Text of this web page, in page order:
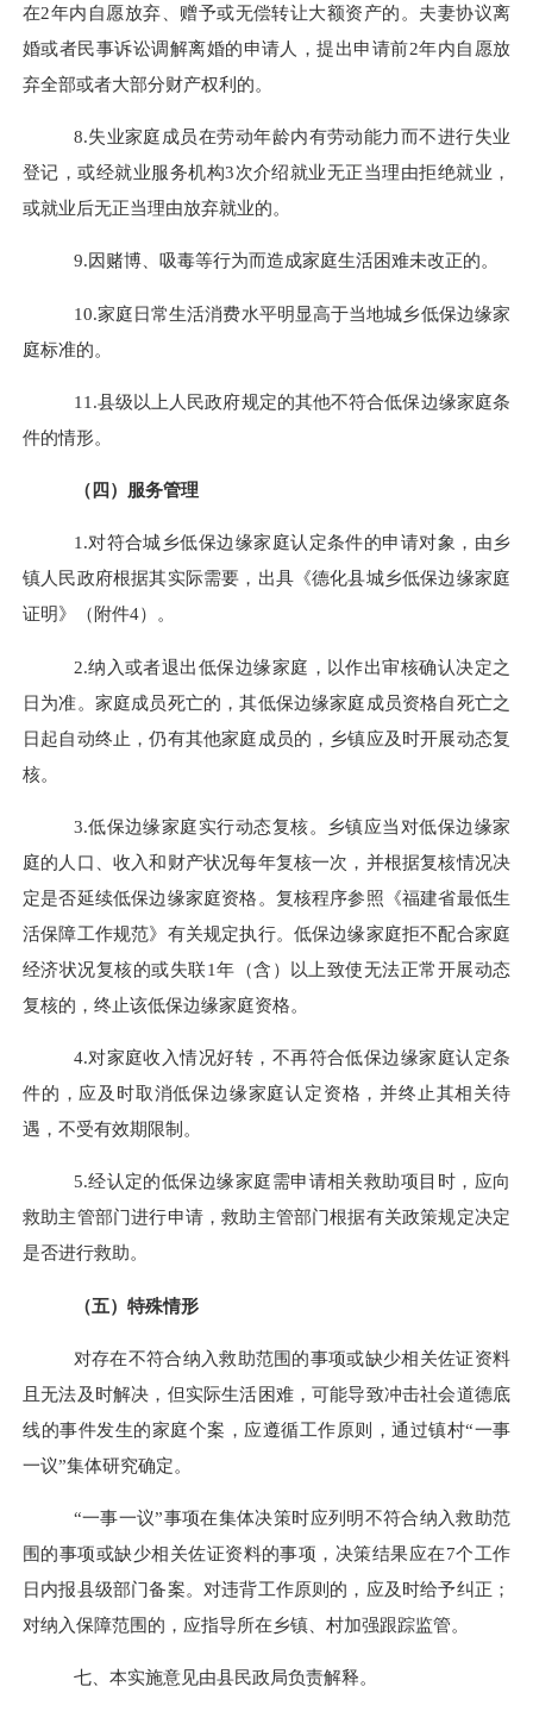
在2年内自愿放弃、赠予或无偿转让大额资产的。夫妻协议离
婚或者民事诉讼调解离婚的申请人，提出申请前2年内自愿放
弃全部或者大部分财产权利的。
8.失业家庭成员在劳动年龄内有劳动能力而不进行失业
登记，或经就业服务机构3次介绍就业无正当理由拒绝就业，
或就业后无正当理由放弃就业的。
9.因赌博、吸毒等行为而造成家庭生活困难未改正的。
10.家庭日常生活消费水平明显高于当地城乡低保边缘家
庭标准的。
11.县级以上人民政府规定的其他不符合低保边缘家庭条
件的情形。
（四）服务管理
1.对符合城乡低保边缘家庭认定条件的申请对象，由乡
镇人民政府根据其实际需要，出具《德化县城乡低保边缘家庭
证明》（附件4）。
2.纳入或者退出低保边缘家庭 ， 以作出审核确认决定之
日为准。 家庭成员死亡的 ，其低保边缘家庭成员资格自死亡之
日起自动终止 ，仍有其他家庭成员的 ，乡镇应及时开展动态复
核。
3.低保边缘家庭实行动态复核。乡镇应当对低保边缘家
庭的人口
收入和财产状况每年复核一次 ， 并根据复核情况决
定是否延续低保边缘家庭资格 。 复核程序参照 《福建省最低生
活保障工作规范》 有关规定执行。 低保边缘家庭拒不配合家庭
经济状况复核的或失联1年 （含 ）
以上致使无法正常开展动态
复核的 ， 终止该低保边缘家庭资格。
4.对家庭收入情况好转，不再符合低保边缘家庭认定条
件的，应及时取消低保边缘家庭认定资格，并终止其相关待
遇，不受有效期限制。
5.经认定的低保边缘家庭需申请相关救助项目时，应向
救助主管部门进行申请，救助主管部门根据有关政策规定决定
是否进行救助。
（五）特殊情形
对存在不符合纳入救助范围的事项或缺少相关佐证资料
且无法及时解决，但实际生活困难，可能导致冲击社会道德底
线的事件发生的家庭个案，应遵循工作原则，通过镇村“一事
一议”集体研究确定。
“一事一议”事项在集体决策时应列明不符合纳入救助范
围的事项或缺少相关佐证资料的事项，决策结果应在7个工作
日内报县级部门备案。对违背工作原则的，应及时给予纠正；
对纳入保障范围的，应指导所在乡镇、村加强跟踪监管。
七、本实施意见由县民政局负责解释。